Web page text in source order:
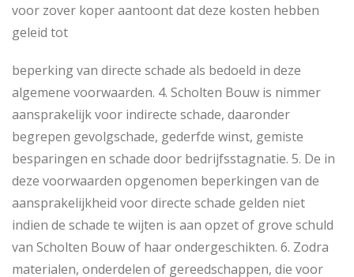
voor zover koper aantoont dat deze kosten hebben
geleid tot
beperking van directe schade als bedoeld in deze
algemene voorwaarden. 4. Scholten Bouw is nimmer
aansprakelijk voor indirecte schade, daaronder
begrepen gevolgschade, gederfde winst, gemiste
besparingen en schade door bedrijfsstagnatie. 5. De in
deze voorwaarden opgenomen beperkingen van de
aansprakelijkheid voor directe schade gelden niet
indien de schade te wijten is aan opzet of grove schuld
van Scholten Bouw of haar ondergeschikten. 6. Zodra
materialen, onderdelen of gereedschappen, die voor